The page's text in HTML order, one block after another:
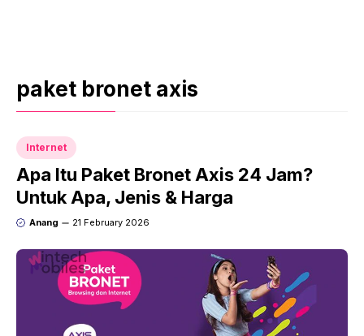
paket bronet axis
Internet
Apa Itu Paket Bronet Axis 24 Jam?
Untuk Apa, Jenis & Harga
Anang 21 February 2026